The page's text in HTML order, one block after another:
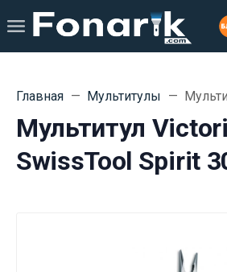
Главная Мультитулы
Мультитул
SwissTool Spirit